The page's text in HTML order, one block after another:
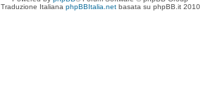
Traduzione Italiana phpBBItalia.netbasata su phpBB.it 2010